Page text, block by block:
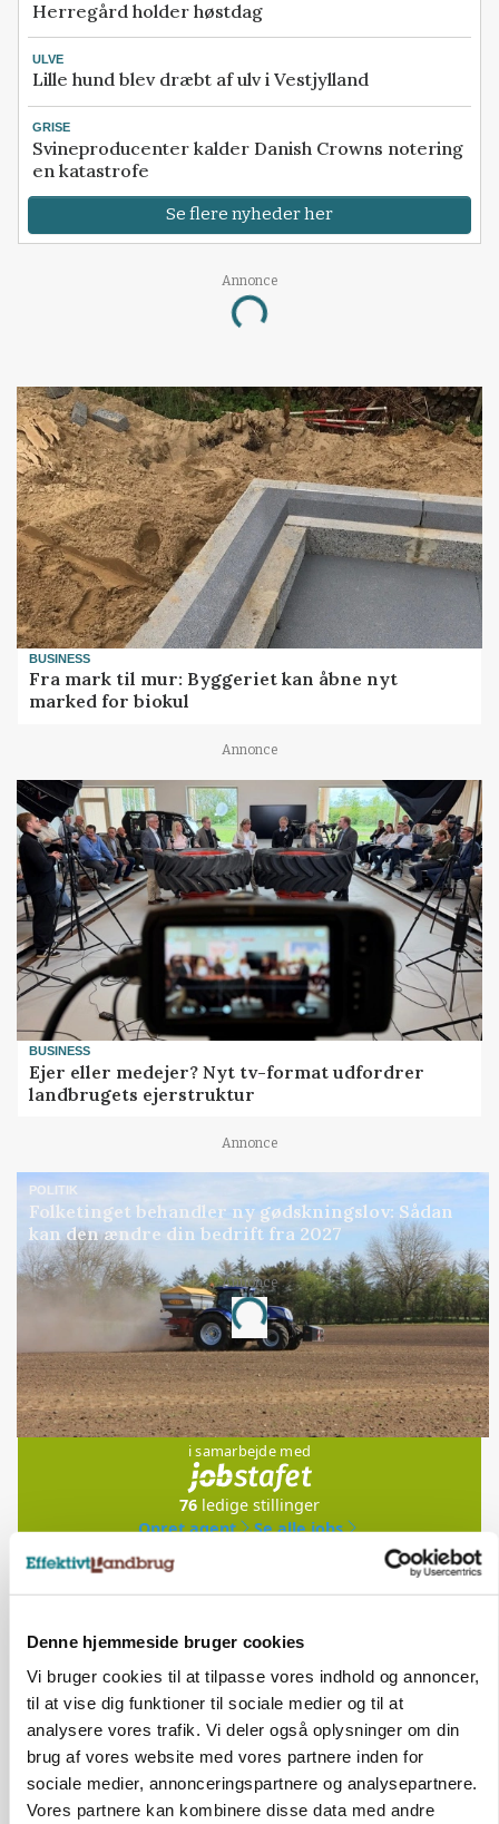
Denne hjemmeside bruger cookies
Vi bruger cookies til at tilpasse vores indhold og annoncer,
til at vise dig funktioner til sociale medier og til at
analysere vores trafik. Vi deler også oplysninger om din
brug af vores website med vores partnere inden for
sociale medier, annonceringspartnere og analysepartnere.
Vores partnere kan kombinere disse data med andre
Herregård holder høstdag
ULVE
Lille hund blev dræbt af ulv i Vestjylland
GRISE
Svineproducenter kalder Danish Crowns notering
en katastrofe
Se flere nyheder her
Annonce
Loading...
BUSINESS
Fra mark til mur: Byggeriet kan åbne nyt
marked for biokul
Annonce
BUSINESS
Ejer eller medejer? Nyt tv-format udfordrer
landbrugets ejerstruktur
Annonce
POLITIK
Folketinget behandler ny gødskningslov: Sådan
kan den ændre din bedrift fra 2027
Annonce
Loading...
Jobs
i samarbejde med
76 ledige stillinger
Opret agent
Se alle jobs
Trainee placement Ringkøbing
Grise
6950, Ringkøbing NY 06. aug.
Rørlægger / håndmand søges til